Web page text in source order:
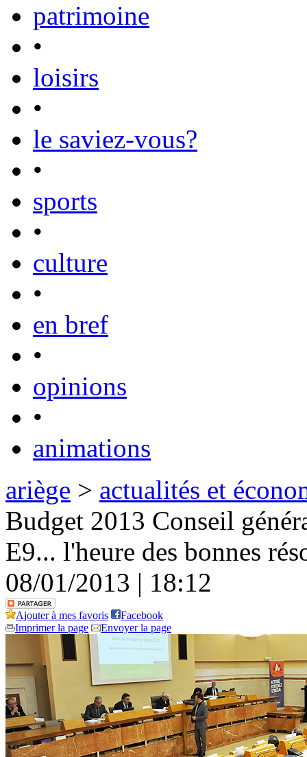
patrimoine
•
loisirs
•
le saviez-vous?
•
sports
•
culture
•
en bref
•
opinions
•
animations
ariège > actualités et
Budget 2013 Conseil
E9... l'heure des bonnes
08/01/2013 | 18:12
Ajouter à mes favoris
Facebook
Imprimer la page
Envoyer la page